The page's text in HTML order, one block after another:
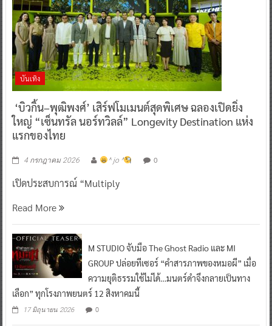
บันเทิง
‘บิวกิ้น–พุฒิพงศ์’ เสิร์ฟโมเมนต์สุดพิเศษ ฉลองเปิดยิ่ง
ใหญ่ “เซ็นทรัล นอร์ทวิลล์” Longevity Destination แห่ง
แรกของไทย
4 กรกฎาคม 2026 ^ jo ^ 0
เปิดประสบการณ์ “Multiply
Read More
M STUDIO จับมือ The Ghost Radio และ MI
GROUP ปล่อยทีเซอร์ “คำสารภาพของหมอผี” เมื่อ
ความยุติธรรมใช้ไม่ได้…มนตร์ดำจึงกลายเป็นทาง
เลือก” ทุกโรงภาพยนตร์ 12 สิงหาคมนี้
17 มิถุนายน 2026 0